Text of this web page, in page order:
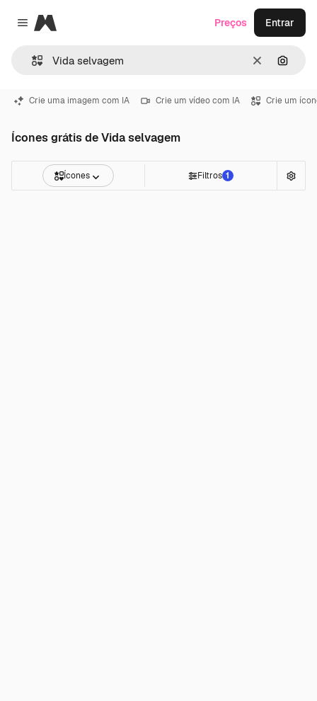
Close menu
Magnific
Limpar
Preços Entrar
Crie uma imagem com IA Crie um vídeo com IA Crie um
Ícones grátis de Vida selvagem
Ícones Filtros 1